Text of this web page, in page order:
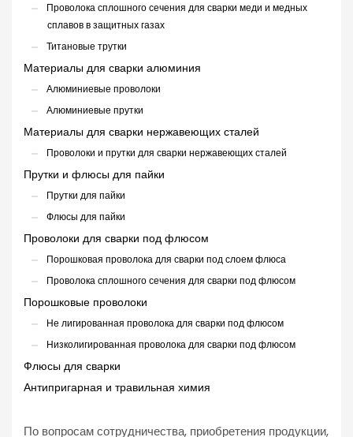
Проволока сплошного сечения для сварки меди и медных
сплавов в защитных газах
Титановые трутки
Материалы для сварки алюминия
Алюминиевые проволоки
Алюминиевые прутки
Материалы для сварки нержавеющих сталей
Проволоки и прутки для сварки нержавеющих сталей
Прутки и флюсы для пайки
Прутки для пайки
Флюсы для пайки
Проволоки для сварки под флюсом
Порошковая проволока для сварки под слоем флюса
Проволока сплошного сечения для сварки под флюсом
Порошковые проволоки
Не лигированная проволока для сварки под флюсом
Низколигированная проволока для сварки под флюсом
Флюсы для сварки
Антипригарная и травильная химия
По вопросам сотрудничества, приобретения продукции,